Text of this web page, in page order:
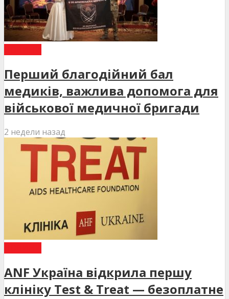
Перший благодійний бал
медиків, важлива допомога для
військової медичної бригади
2 недели назад
ANF Україна відкрила першу
клініку Test & Treat — безоплатне